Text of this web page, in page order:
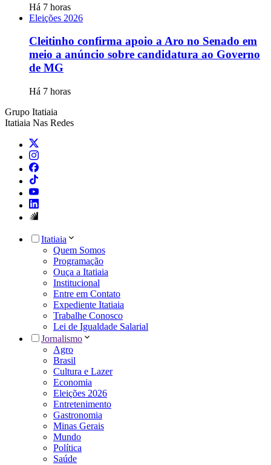
Há 7 horas
Eleições 2026
Cleitinho confirma apoio a Aro no Senado em
meio a anúncio sobre candidatura ao Governo
de MG
Há 7 horas
Grupo Itatiaia
Itatiaia Nas Redes
Itatiaia
Quem Somos
Programação
Ouça a Itatiaia
Institucional
Entre em Contato
Expediente Itatiaia
Trabalhe Conosco
Lei de Igualdade Salarial
Jornalismo
Agro
Brasil
Cultura e Lazer
Economia
Eleições 2026
Entretenimento
Gastronomia
Minas Gerais
Mundo
Política
Saúde